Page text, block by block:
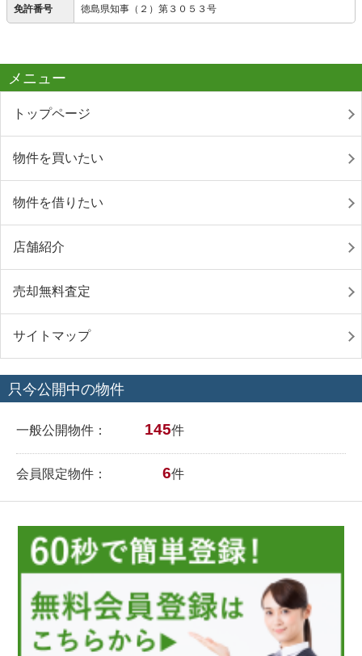
免許番号 徳島県知事（２）第３０５３号
メニュー
トップページ
物件を買いたい
物件を借りたい
店舗紹介
売却無料査定
サイトマップ
只今公開中の物件
一般公開物件： 145件
会員限定物件： 6件